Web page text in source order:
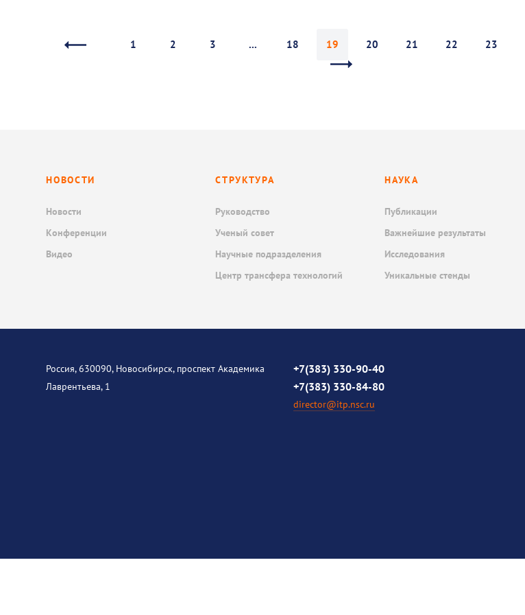
1 2 3 ... 18 19 20 21 22 23
НОВОСТИ
Новости
Конференции
Видео
СТРУКТУРА
Руководство
Ученый совет
Научные подразделения
Центр трансфера технологий
НАУКА
Публикации
Важнейшие результаты
Исследования
Уникальные стенды
Россия, 630090, Новосибирск, проспект Академика
Лаврентьева, 1
+7(383) 330-90-40
+7(383) 330-84-80
director@itp.nsc.ru